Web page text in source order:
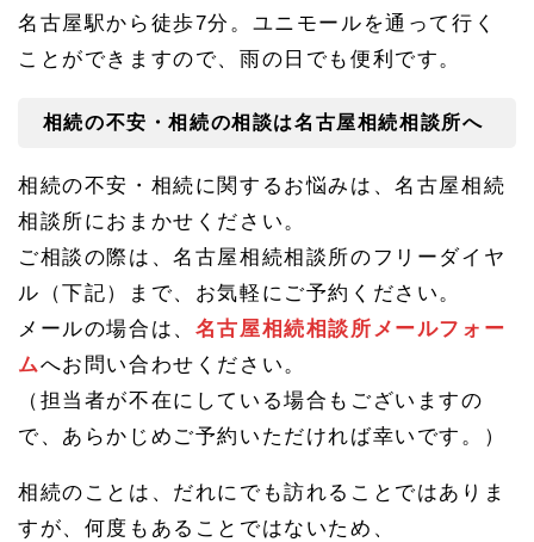
名古屋駅から徒歩7分。ユニモールを通って行く
ことができますので、雨の日でも便利です。
相続の不安・相続の相談は名古屋相続相談所へ
相続の不安・相続に関するお悩みは、名古屋相続
相談所におまかせください。
ご相談の際は、名古屋相続相談所のフリーダイヤ
ル（下記）まで、お気軽にご予約ください。
メールの場合は、 名古屋相続相談所メールフォー
ムへお問い合わせください。
（担当者が不在にしている場合もございますの
で、あらかじめご予約いただければ幸いです。）
相続のことは、だれにでも訪れることではありま
すが、何度もあることではないため、